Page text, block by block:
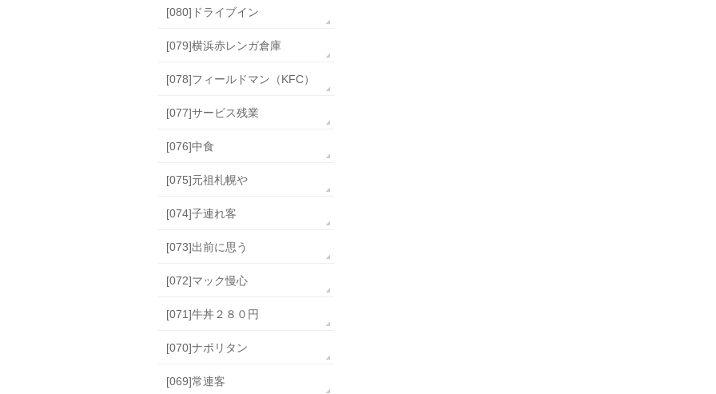
[080]ドライブイン
[079]横浜赤レンガ倉庫
[078]フィールドマン（KFC）
[077]サービス残業
[076]中食
[075]元祖札幌や
[074]子連れ客
[073]出前に思う
[072]マック慢心
[071]牛丼２８０円
[070]ナポリタン
[069]常連客